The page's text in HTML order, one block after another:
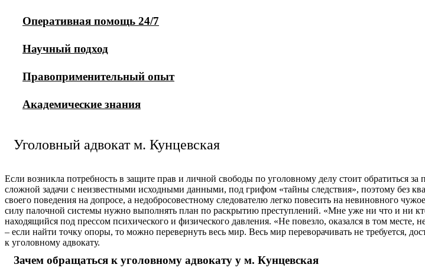
Оперативная помощь 24/7
Научный подход
Правоприменительный опыт
Академические знания
Уголовный адвокат м. Кунцевская
Если возникла потребность в защите прав и личной свободы по уголовному делу стоит обратиться
сложной задачи с неизвестными исходными данными, под грифом «тайны следствия», поэтому без
своего поведения на допросе, а недобросовестному следователю легко повесить на невиновного
силу палочной системы нужно выполнять план по раскрытию преступлений. «Мне уже ни что и ни
находящийся под прессом психического и физического давления. «Не повезло, оказался в том
– если найти точку опоры, то можно перевернуть весь мир. Весь мир переворачивать не требуется,
к уголовному адвокату.
Зачем обращаться к уголовному адвокату у м. Кунцевская